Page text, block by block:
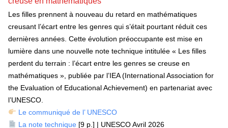
Les filles prennent à nouveau du retard en mathématiques
creusant l’écart entre les genres qui s’était pourtant réduit ces
dernières années. Cette évolution préoccupante est mise en
lumière dans une nouvelle note technique intitulée « Les filles
perdent du terrain : l’écart entre les genres se creuse en
mathématiques », publiée par l’IEA (International Association for
the Evaluation of Educational Achievement) en partenariat avec
l’UNESCO.
Le communiqué de l’ UNESCO
La note technique[9 p.] | UNESCO Avril 2026